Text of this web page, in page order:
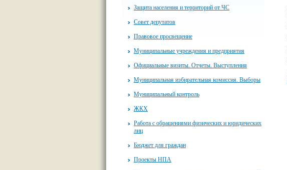
Защита населения и территорий от ЧС
Совет депутатов
Правовое просвещение
Муниципальные учреждения и предприятия
Официальные визиты. Отчеты. Выступления
Муниципальная избирательная комиссия. Выборы
Муниципальный контроль
ЖКХ
Работа с обращениями физических и юридических
лиц
Бюджет для граждан
Проекты НПА